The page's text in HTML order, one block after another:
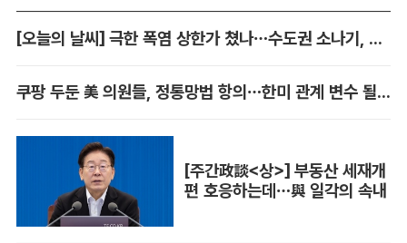
[오늘의 날씨] 극한 폭염 상한가 쳤나…수도권 소나기, 동해안에 폭우
쿠팡 두둔 美 의원들, 정통망법 항의…한미 관계 변수 될까
[주간政談<상>] 부동산 세재개
편 호응하는데…與 일각의 속내